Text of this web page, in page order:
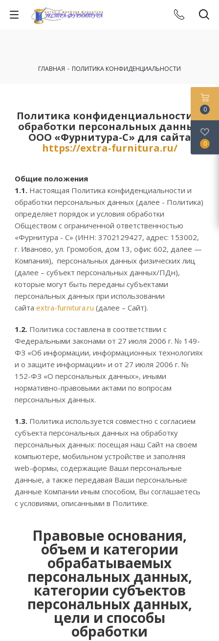
ГЛАВНАЯ - ПОЛИТИКА КОНФИДЕНЦИАЛЬНОСТИ
Политика конфиденциальности и
обработки персональных данных
ООО «Фурнитура-С» для сайта
https://extra-furnitura.ru/
Общие положения
1.1. Настоящая Политика конфиденциальности и
обработки персональных данных (далее - Политика)
определяет порядок и условия обработки
Обществом с ограниченной ответственностью
«Фурнитура - С» (ИНН: 3702129427, адрес: 153002,
г. Иваново, ул. Громобоя, дом 13, офис 602, далее —
Компания), персональных данных физических лиц
(далее – субъект персональных данных/ПДн),
которые могут быть переданы субъектами
персональных данных при использовании
сайта extra-furnitura.ru (далее – Сайт).
1.2. Политика составлена в соответствии с
Федеральными законами от 27 июля 2006 г. № 149-
ФЗ «Об информации, информационных технологиях
и о защите информации» и от 27 июля 2006 г. №
152-ФЗ «О персональных данных», иными
нормативно-правовыми актами по вопросам
персональных данных.
1.3. Политика используется совместно с согласием
субъекта персональных данных на обработку
персональных данных: посещая наш Сайт на своем
компьютере, мобильном устройстве и заполняя
web-формы, содержащие Ваши персональные
данные, а также передавая Ваши персональные
данные Компании иным способом, Вы соглашаетесь
с условиями, описанными в Политике.
Правовые основания,
объем и категории
обрабатываемых
персональных данных,
категории субъектов
персональных данных,
цели и способы
обработки
0
0